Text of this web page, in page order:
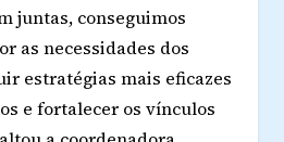
juntas, conseguimos
as necessidades dos
estratégias mais eficazes
e fortalecer os vínculos